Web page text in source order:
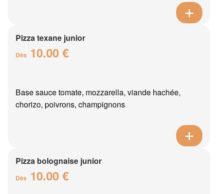
Pizza texane junior
Dès 10.00 €
Base sauce tomate, mozzarella, viande hachée,
chorizo, poivrons, champignons
Pizza bolognaise junior
Dès 10.00 €